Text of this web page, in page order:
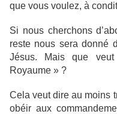
que vous voulez, à
Si nous cherchons
reste nous sera donné
Jésus. Mais que
Royaume » ?
Cela veut dire au moins
obéir aux